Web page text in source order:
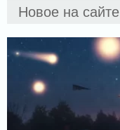
Новое на сайте